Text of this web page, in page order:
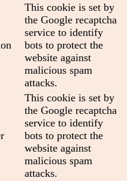
This cookie is set by
the Google recaptcha
service to identify
bots to protect the
website against
malicious spam
attacks.
This cookie is set by
the Google recaptcha
service to identify
bots to protect the
website against
malicious spam
attacks.